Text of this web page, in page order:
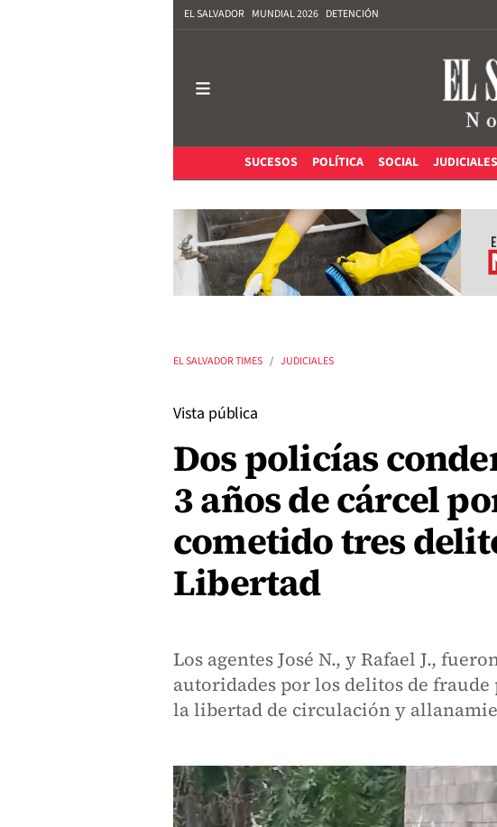
EL SALVADOR MUNDIAL 2026 DETENCIÓN
SUCESOS
POLÍTICA SOCIAL JUDICIALES
EL SALVADOR TIMES JUDICIALES
Vista pública
Dos policías
3 años de cárcel
cometido tres
Libertad
Los agentes José N., y Rafael J.,
autoridades por los delitos de
la libertad de circulación y